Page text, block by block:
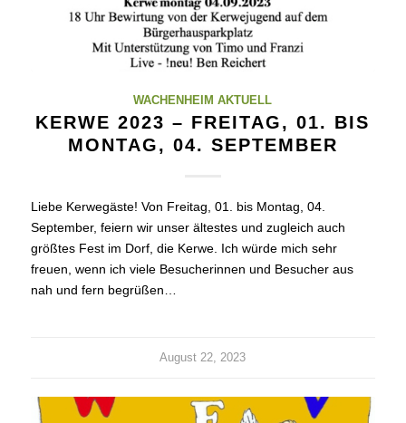
WACHENHEIM AKTUELL
KERWE 2023 – FREITAG, 01. BIS
MONTAG, 04. SEPTEMBER
Liebe Kerwegäste! Von Freitag, 01. bis Montag, 04.
September, feiern wir unser ältestes und zugleich auch
größtes Fest im Dorf, die Kerwe. Ich würde mich sehr
freuen, wenn ich viele Besucherinnen und Besucher aus
nah und fern begrüßen…
August 22, 2023